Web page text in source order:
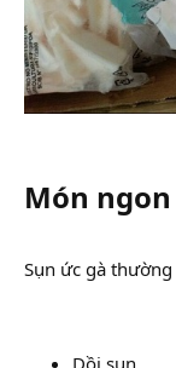
Món
Sụn ức gà